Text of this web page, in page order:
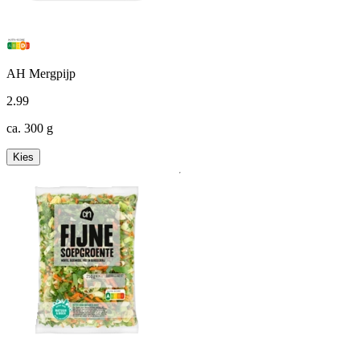
AH Mergpijp
2.99
ca. 300 g
Kies